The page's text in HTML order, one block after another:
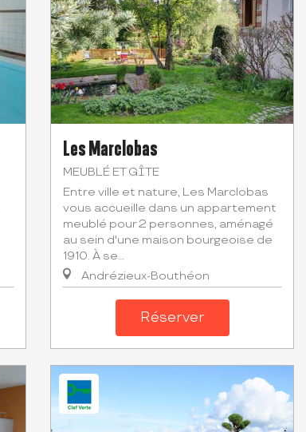
Les Marclobas
MEUBLÉ ET GÎTE
Entre ville et nature, Les Marclobas
vous accueille dans un appartement
meublé pour 2 personnes, aménagé
au sein d'une maison bourgeoise de
1910. À se...
Andrézieux-Bouthéon
Réserver